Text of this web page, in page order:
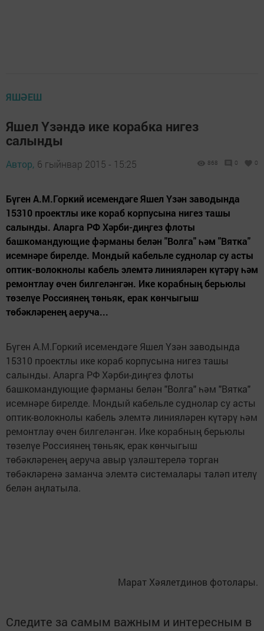
ЯШӘЕШ
Яшел Үзәндә ике корабка нигез
салынды
Автор, 6 гыйнвар 2015 - 15:25 868 0 0
Бүген А.М.Горкий исемендәге Яшел Үзән заводында
15310 проектлы ике кораб корпусына нигез ташы
салынды. Аларга РФ Хәрби-диңгез флоты
башкомандующие фәрманы белән "Волга" һәм "Вятка"
исемнәре бирелде. Мондый кабельле суднолар су асты
оптик-волокнолы кабель элемтә линияләрен күтәрү һәм
ремонтлау өчен билгеләнгән. Ике корабның берьюлы
төзелүе Россиянең төньяк, ерак көнчыгыш
төбәкләренең аеруча...
Бүген А.М.Горкий исемендәге Яшел Үзән заводында
15310 проектлы ике кораб корпусына нигез ташы
салынды. Аларга РФ Хәрби-диңгез флоты
башкомандующие фәрманы белән "Волга" һәм "Вятка"
исемнәре бирелде. Мондый кабельле суднолар су асты
оптик-волокнолы кабель элемтә линияләрен күтәрү һәм
ремонтлау өчен билгеләнгән. Ике корабның берьюлы
төзелүе Россиянең төньяк, ерак көнчыгыш
төбәкләренең аеруча авыр үзләштерелә торган
төбәкләренә заманча элемтә системалары таләп ителү
белән аңлатыла.
Марат Хәялетдинов фотолары.
Следите за самым важным и интересным в